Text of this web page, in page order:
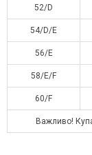
52/D
54/D/E
56/E
58/E/F
60/F
Важливо!